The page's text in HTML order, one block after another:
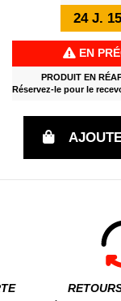
24J. 15
EN
PRODUIT EN
Réservez-le pour le